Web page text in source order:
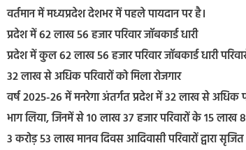
वर्तमान में मध्यप्रदेश देशभर में पहले पायदान पर है।
प्रदेश में 62 लाख 56 हजार परिवार जॉबकार्ड धारी
प्रदेश में कुल 62 लाख 56 हजार परिवार जॉबकार्ड धारी
32 लाख से अधिक परिवारों को मिला रोजगार
वर्ष 2025-26 में मनरेगा अंतर्गत प्रदेश में 32 लाख से अधिक
भाग लिया, जिनमें से 10 लाख 37 हजार परिवारों के 15
3 करोड़ 53 लाख मानव दिवस आदिवासी परिवारों द्वारा